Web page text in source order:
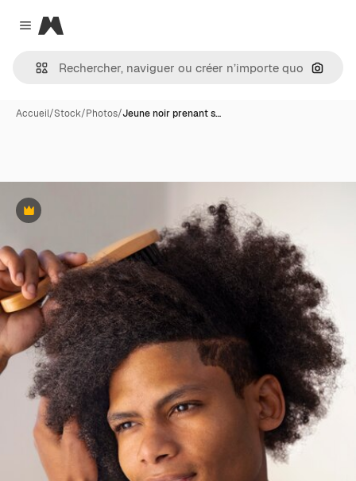
Close menu
Magnific
Accueil/Stock/Photos/Jeune noir prenant s…
Premium